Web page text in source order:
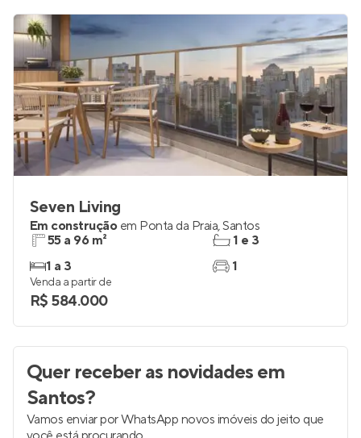
Seven Living
Em construção em Ponta da Praia,Santos
55 a 96 m²
1 a 3
1 e 3
1
Venda a partir de
R$ 584.000
Quer receber as novidadesem
Santos?
Vamos enviar por WhatsApp novos imóveis do jeito que